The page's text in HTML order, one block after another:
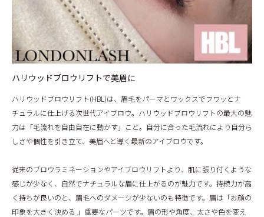
ハリウッドブロウリフトで美眉に
ハリウッドブロウリフト(HBL)は、眉毛をパーマとワックスでフワッとナ
チュラルに仕上げる次世代アイブロウ。ハリウッドブロウリフトの最大の魅
力は「毛流れを自由自在に動かす」こと。自分に合った毛流れにより自分ら
しさや個性を引き立て、美眉へと導く最新のアイブロウです。
従来のブロウラミネーションやアイブロウリフトより、肌に張り付くような
感じが少なく、自然でナチュラルな眉に仕上がるのが魅力です。持続力が高
く持ちが良いのと、眉毛へのダメージが少ないのも特徴です。眉は「お顔の
印象を大きく決める 」重要なパーツです。眉の形や角度、太さや色を変え